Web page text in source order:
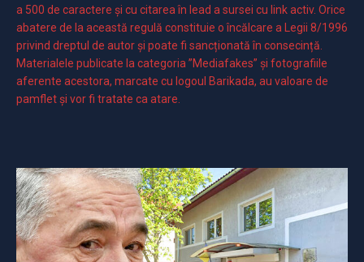
a 500 de caractere şi cu citarea în lead a sursei cu link activ. Orice
abatere de la această regulă constituie o încălcare a Legii 8/1996
privind dreptul de autor și poate fi sancționată în consecință.
Materialele publicate la categoria ”Mediafakes” și fotografiile
aferente acestora, marcate cu logoul Barikada, au valoare de
pamflet și vor fi tratate ca atare.